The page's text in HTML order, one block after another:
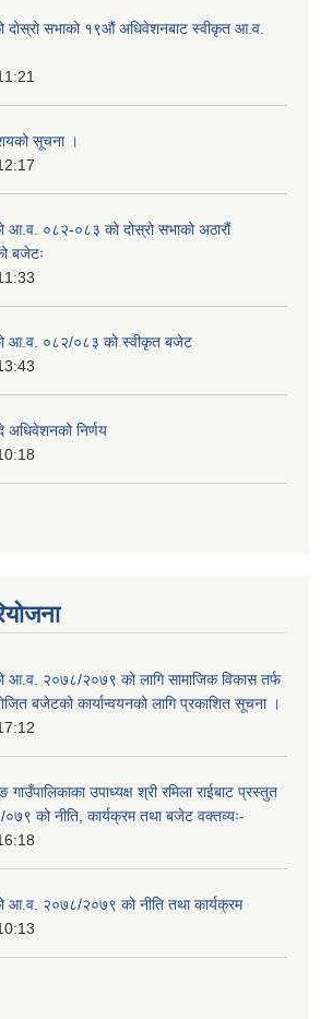
दोस्रो सभाको १९औं अधिवेशनबाट स्वीकृत आ.व.
सूचना ।
आ.व. ०८२-०८३ को दोस्रो सभाको अठारौं
बजेटः
आ.व. ०८२/०८३ को स्वीकृत बजेट
निर्णय
आ.व. २०७८/२०७९ को लागि सामाजिक विकास तर्फ
बजेटको कार्यान्वयनको लागि प्रकाशित सूचना ।
उपाध्यक्ष श्री रमिला राईबाट प्रस्तुत
०७९ को नीति, कार्यक्रम तथा बजेट वक्तव्यः-
आ.व. २०७८/२०७९ को नीति तथा कार्यक्रम